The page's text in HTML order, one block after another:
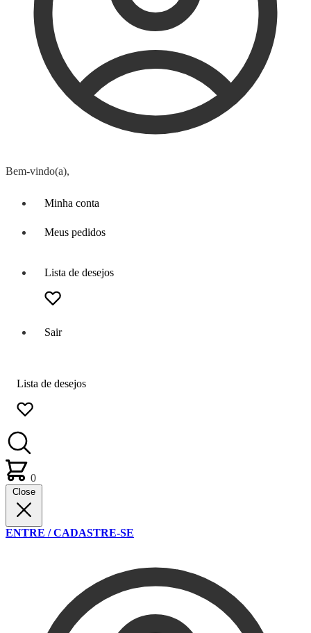
Bem-vindo(a),
Minha conta
Meus pedidos
Lista de desejos
Sair
Lista de desejos
0
Close
ENTRE / CADASTRE-SE